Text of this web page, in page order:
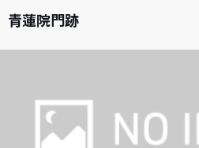
青蓮院門跡